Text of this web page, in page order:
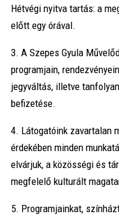
Hétvégi nyitva tartás: a
előtt egy órával.
3. A Szepes Gyula
programjain,
jegyváltás, illetve
befizetése.
4. Látogatóink zavartalan
érdekében minden
elvárjuk, a közösségi és
megfelelő kulturált
5. Programjainkat,